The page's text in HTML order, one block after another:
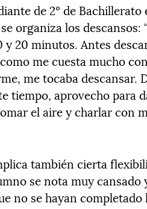
de 2º de
organiza los descansos:
20 minutos. Antes
me cuesta mucho
me tocaba descansar.
tiempo, aprovecho para
el aire y charlar con
también cierta
se nota muy
no se hayan completado